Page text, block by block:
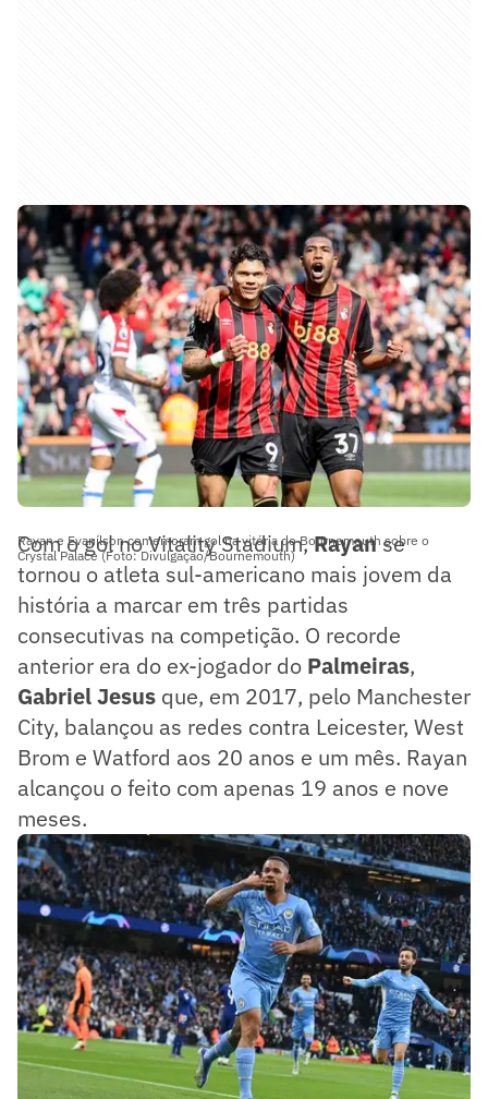
Rayan e Evanílson comemoram gol na vitória do Bournemouth sobre o
Crystal Palace (Foto: Divulgação/Bournemouth)
Com o gol no Vitality Stadium,Rayanse
tornou o atleta sul-americano mais jovem da
história a marcar em três partidas
consecutivas na competição. O recorde
anterior era do ex-jogador do Palmeiras,
Gabriel Jesus que, em 2017, pelo Manchester
City, balançou as redes contra Leicester, West
Brom e Watford aos 20 anos e um mês. Rayan
alcançou o feito com apenas 19 anos e nove
meses.